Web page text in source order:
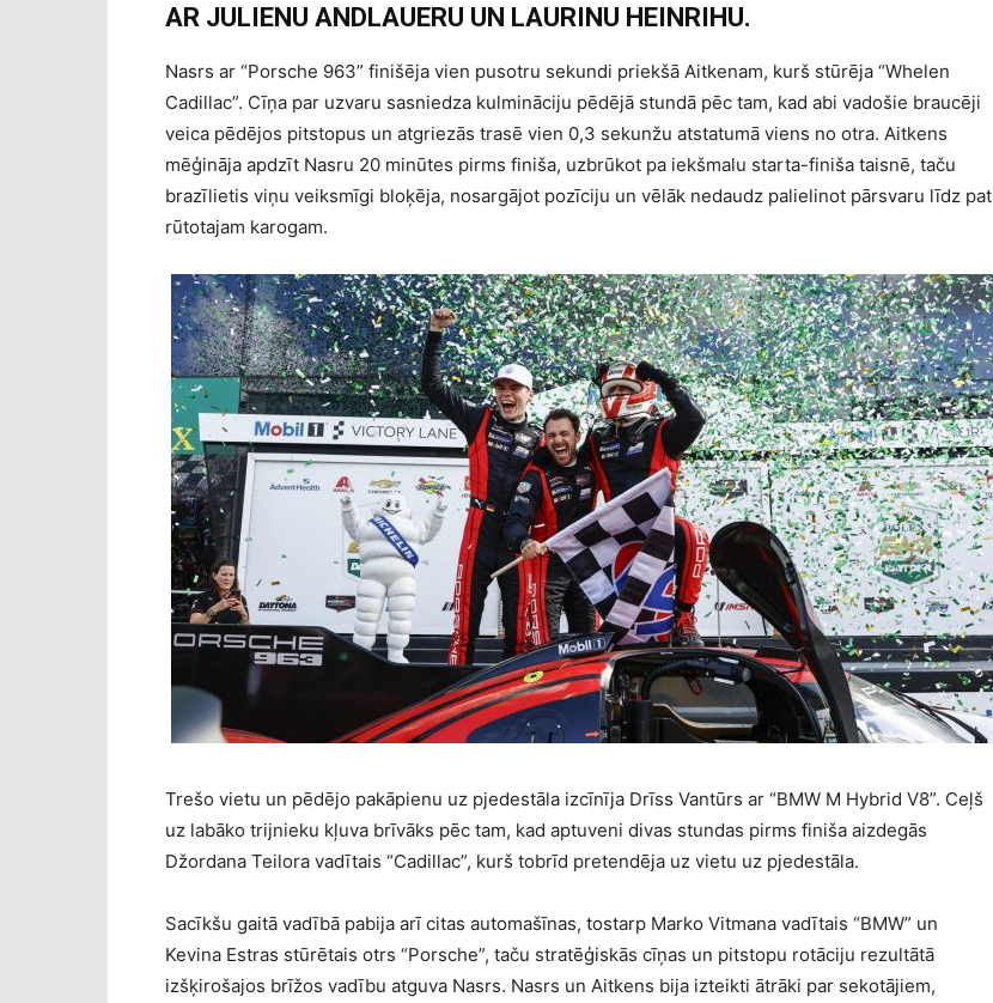
AR JULIENU ANDLAUERU UN LAURINU HEINRIHU.
Nasrs ar “Porsche 963” finišēja vien pusotru sekundi priekšā Aitkenam, kurš stūrēja “Whelen
Cadillac”. Cīņa par uzvaru sasniedza kulmināciju pēdējā stundā pēc tam, kad abi vadošie braucēji
veica pēdējos pitstopus un atgriezās trasē vien 0,3 sekunžu atstatumā viens no otra. Aitkens
mēģināja apdzīt Nasru 20 minūtes pirms finiša, uzbrūkot pa iekšmalu starta-finiša taisnē, taču
brazīlietis viņu veiksmīgi bloķēja, nosargājot pozīciju un vēlāk nedaudz palielinot pārsvaru līdz pat
rūtotajam karogam.
Trešo vietu un pēdējo pakāpienu uz pjedestāla izcīnīja Drīss Vantūrs ar “BMW M Hybrid V8”. Ceļš
uz labāko trijnieku kļuva brīvāks pēc tam, kad aptuveni divas stundas pirms finiša aizdegās
Džordana Teilora vadītais “Cadillac”, kurš tobrīd pretendēja uz vietu uz pjedestāla.
Sacīkšu gaitā vadībā pabija arī citas automašīnas, tostarp Marko Vitmana vadītais “BMW” un
Kevina Estras stūrētais otrs “Porsche”, taču stratēģiskās cīņas un pitstopu rotāciju rezultātā
izšķirošajos brīžos vadību atguva Nasrs. Nasrs un Aitkens bija izteikti ātrāki par sekotājiem,